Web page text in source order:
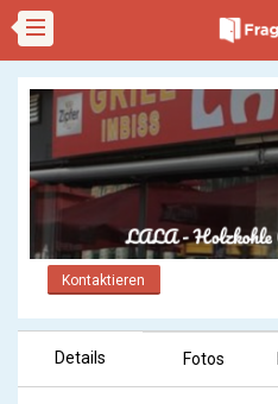
Kontaktieren
Details Fotos